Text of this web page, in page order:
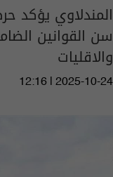
المندلاوي يؤكد
سن القوانين
والاقليات
12:16 | 2025-10-24